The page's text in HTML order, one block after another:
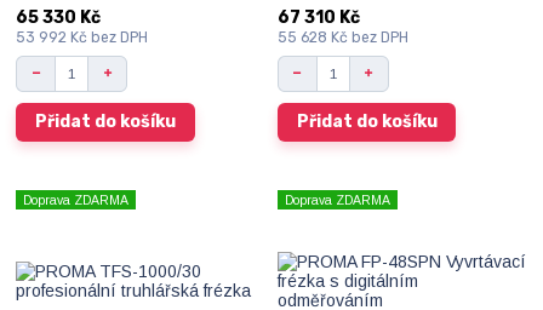
65 330 Kč
53 992 Kčbez DPH
Přidat do košíku
67 310 Kč
55 628 Kč bez DPH
Přidat do košíku
Doprava ZDARMA Doprava ZDARMA